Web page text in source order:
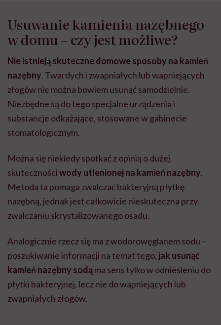
Usuwanie kamienia nazębnego
w domu – czy jest możliwe?
Nie istnieją skuteczne domowe sposoby na kamień
nazębny. Twardych i zwapniałych lub wapniejących
złogów nie można bowiem usunąć samodzielnie.
Niezbędne są do tego specjalne urządzenia i
substancje odkażające, stosowane w gabinecie
stomatologicznym.
Można się niekiedy spotkać z opinią o dużej
skutecznościwody utlenionej na kamień nazębny.
Metoda ta pomaga zwalczać bakteryjną płytkę
nazębną, jednak jest całkowicie nieskuteczna przy
zwalczaniu skrystalizowanego osadu.
Analogicznie rzecz się ma z wodorowęglanem sodu –
poszukiwanie informacji na temat tego, jak usunąć
kamień nazębny sodąma sens tylko w odniesieniu do
płytki bakteryjnej, lecz nie do wapniejących lub
zwapniałych złogów.